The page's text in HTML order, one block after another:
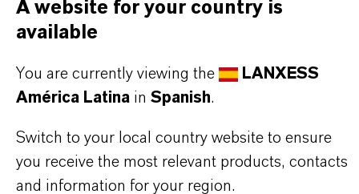
Aquí puedes descargar las fichas técnicas de los
productos. Al seleccionar una opción de los menús
Ficha técnica
SELECCIONA UN ÁREA JURÍDICA
SELECCIONA EL IDIOMA
A website for your country is
available
You are currently viewing the
LANXESS
América Latina in Spanish.
Switch to your local country website to ensure
you receive the most relevant products, contacts
and information for your region.